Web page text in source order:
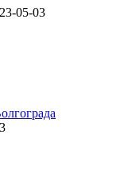
05-03